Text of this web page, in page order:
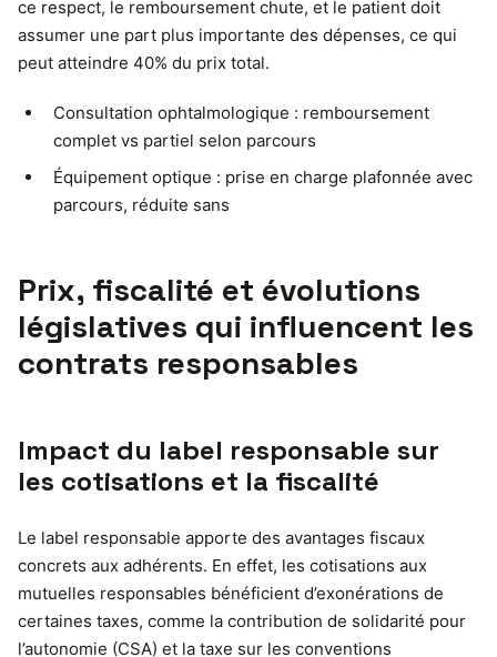
ce respect, le remboursement chute, et le patient doit
assumer une part plus importante des dépenses, ce qui
peut atteindre 40% du prix total.
Consultation ophtalmologique : remboursement
complet vs partiel selon parcours
Équipement optique : prise en charge plafonnée avec
parcours, réduite sans
Prix, fiscalité et évolutions
législatives qui influencent les
contrats responsables
Impact du label responsable sur
les cotisations et la fiscalité
Le label responsable apporte des avantages fiscaux
concrets aux adhérents. En effet, les cotisations aux
mutuelles responsables bénéficient d’exonérations de
certaines taxes, comme la contribution de solidarité pour
l’autonomie (CSA) et la taxe sur les conventions